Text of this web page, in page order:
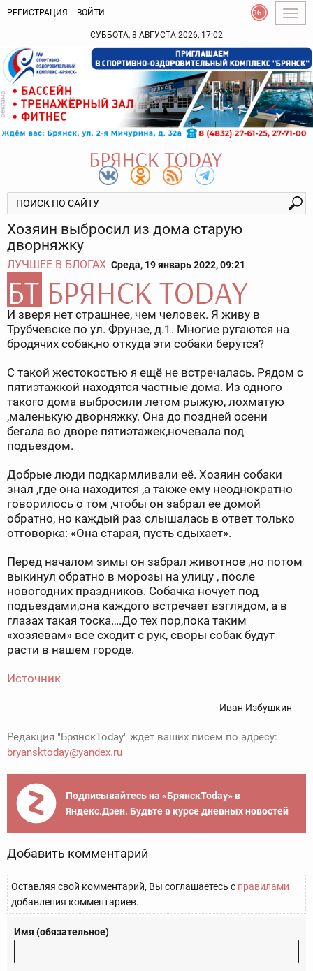
РЕГИСТРАЦИЯ ВОЙТИ
СУББОТА, 8 АВГУСТА 2026, 17:02
Хозяин выбросил из дома старую
дворняжку
ЛУЧШЕЕ В БЛОГАХ Среда, 19 январь 2022, 09:21
И зверя нет страшнее, чем человек. Я живу в
Трубчевске по ул. Фрунзе, д.1. Многие ругаются на
бродячих собак,но откуда эти собаки берутся?
С такой жестокостью я ещё не встречалась. Рядом с
пятиэтажкой находятся частные дома. Из одного
такого дома выбросили летом рыжую, лохматую
,маленькую дворняжку. Она до поздней осени
бегала во дворе пятиэтажек,ночевала под
подъездом.
Добрые люди подкармливали её. Хозяин собаки
знал ,где она находится ,а также ему неоднократно
говорилось о том ,чтобы он забрал ее домой
обратно, но каждый раз слышалась в ответ только
отговорка: «Она старая, пусть сдыхает».
Перед началом зимы он забрал животное ,но потом
выкинул обратно в морозы на улицу , после
новогодних праздников. Собачка ночует под
подъездами,она каждого встречает взглядом, а в
глазах такая тоска….До тех пор,пока таким
«хозяевам» все сходит с рук, своры собак будут
расти в нашем городе.
Источник
Иван Избушкин
Редакция "БрянскToday" ждет ваших писем по адресу:
bryansktoday@yandex.ru
Подписывайтесь на «БрянскToday» в
Яндекс.Дзен. Будьте в курсе дневных новостей
Добавить комментарий
Оставляя свой комментарий, Вы соглашаетесь с правилами
добавления комментариев.
Имя (обязательное)